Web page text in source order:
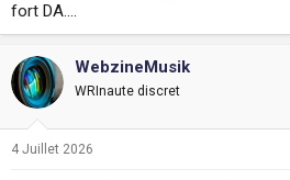
fort DA....
WebzineMusik
WRInaute discret
4 Juillet 2026